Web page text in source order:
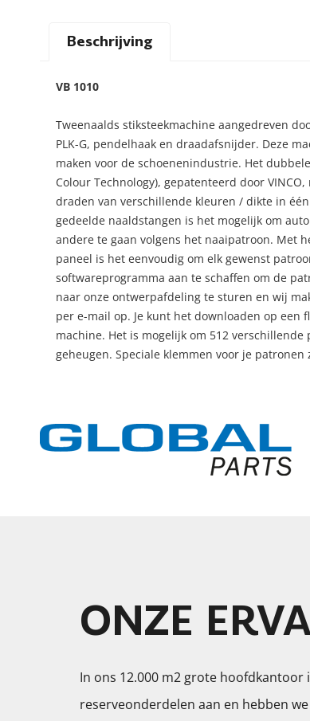
Beschrijving
VB 1010
Tweenaalds stiksteekmachine aangedreven
PLK-G, pendelhaak en draadafsnijder. Deze
maken voor de schoenenindustrie. Het
Colour Technology), gepatenteerd door
draden van verschillende kleuren / dikte in
gedeelde naaldstangen is het mogelijk om
andere te gaan volgens het naaipatroon. Met
paneel is het eenvoudig om elk gewenst
softwareprogramma aan te schaffen om de
naar onze ontwerpafdeling te sturen en wij
per e-mail op. Je kunt het downloaden op een
machine. Het is mogelijk om 512
geheugen. Speciale klemmen voor je
ONZE
In ons 12.000 m2 grote
reserveonderdelen aan en hebben